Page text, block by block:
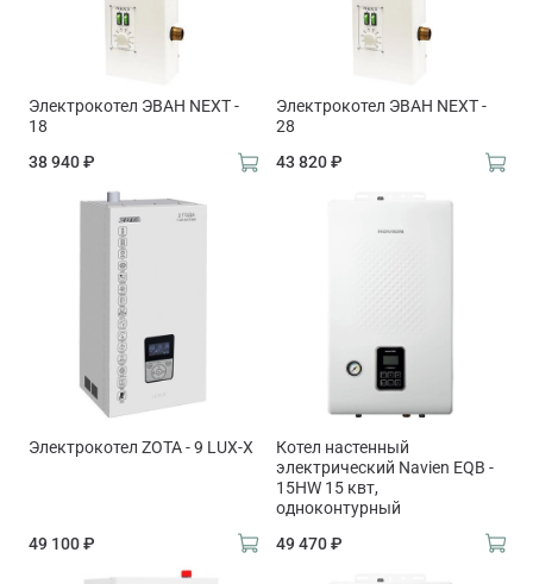
Электрокотел ЭВАН NEXT -
18
38 940 ₽
Электрокотел ЭВАН NEXT -
28
43 820 ₽
Электрокотел ZOTA - 9 LUX-X
49 100 ₽
Котел настенный
электрический Navien EQB -
15HW 15 квт,
одноконтурный
49 470 ₽